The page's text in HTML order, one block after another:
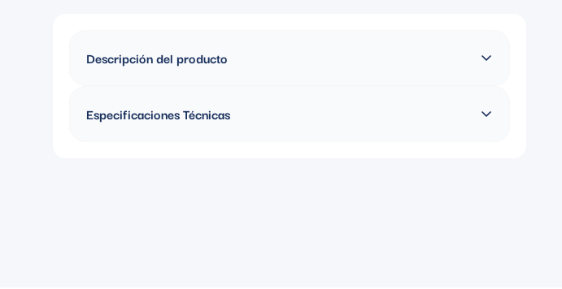
Descripción del producto
TUERCA BUSHING AISLADA 3/4" C/TIERRA AISLADA CON REVESTIMIENTO DE PVC
Especificaciones Técnicas